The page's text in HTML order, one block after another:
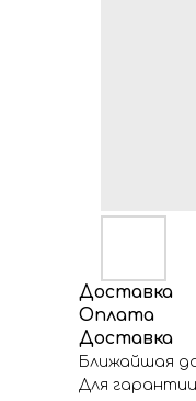
Доставка
Оплата
Доставка
Ближайшая
Для